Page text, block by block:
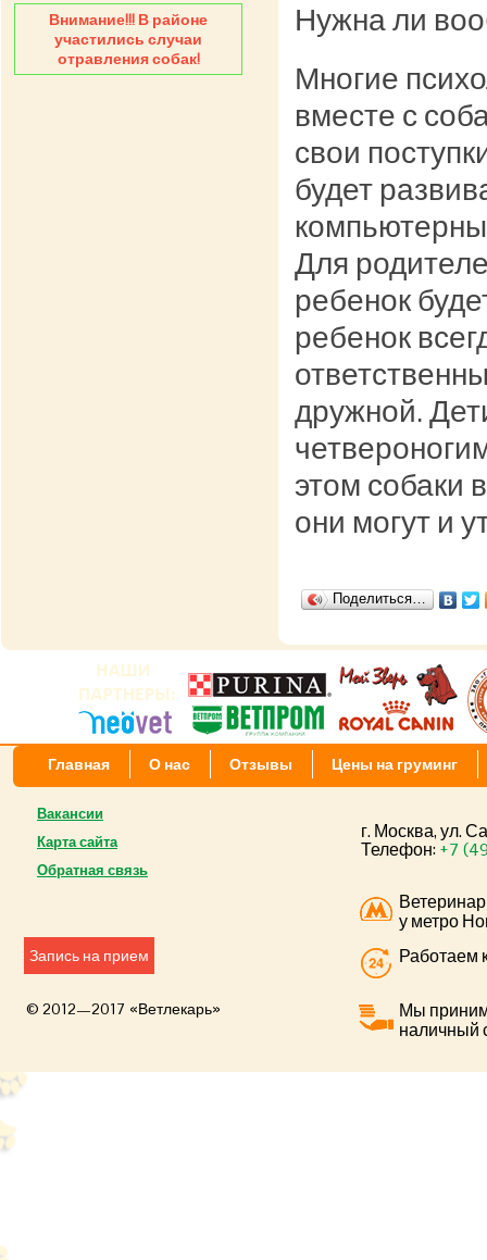
Нужна ли
Многие
вместе с
свои
будет
Для
ребенок
ребенок
дружной.
этом собаки
они могут и
Поделиться…
Внимание!!! В районе
участились случаи
отравления собак!
Главная О нас Отзывы Цены на груминг
Вакансии
Карта сайта
Обратная связь
Запись на прием
© 2012—2017 «Ветлекарь»
г. Москва, ул.
Телефон:+7
у метро
Работаем
Мы
наличный